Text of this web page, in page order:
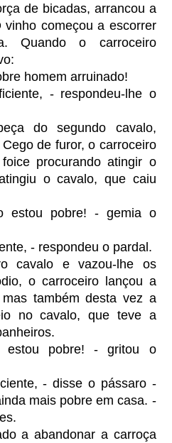
de bicadas, arrancou a
começou a escorrer
Quando o carroceiro
homem arruinado!
- respondeu-lhe o
do segundo cavalo,
de furor, o carroceiro
procurando atingir o
o cavalo, que caiu
estou pobre! - gemia o
- respondeu o pardal.
cavalo e vazou-lhe os
o carroceiro lançou a
também desta vez a
no cavalo, que teve a
pobre! - gritou o
- disse o pássaro -
mais pobre em casa. -
a abandonar a carroça